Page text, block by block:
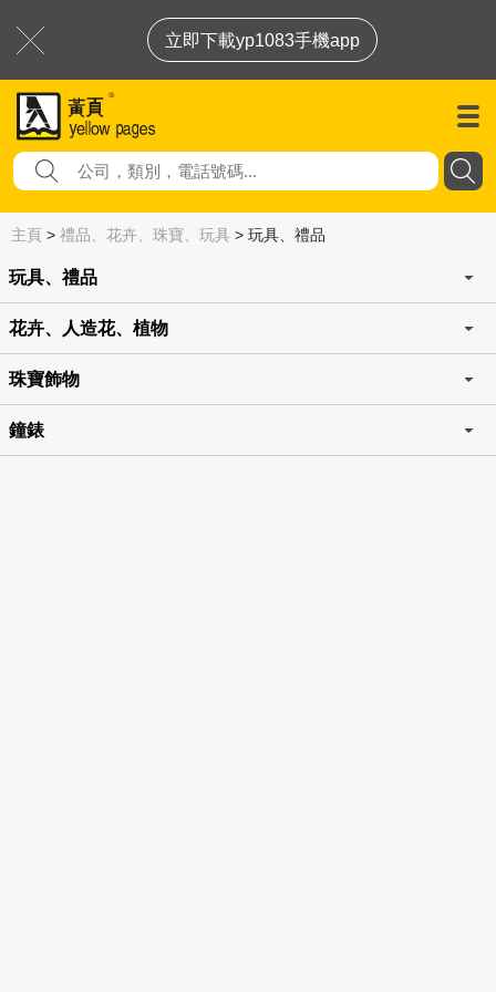
立即下載yp1083手機app
主頁 > 禮品、花卉、珠寶、玩具 > 玩具、禮品
玩具、禮品
花卉、人造花、植物
珠寶飾物
鐘錶